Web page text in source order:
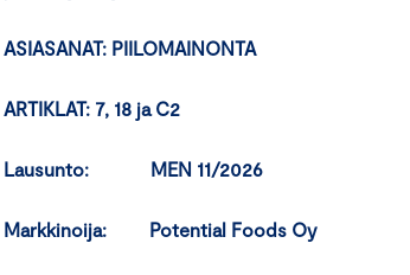
ASIASANAT: PIILOMAINONTA
ARTIKLAT: 7, 18 ja C2
Lausunto: MEN 11/2026
Markkinoija: Potential Foods Oy